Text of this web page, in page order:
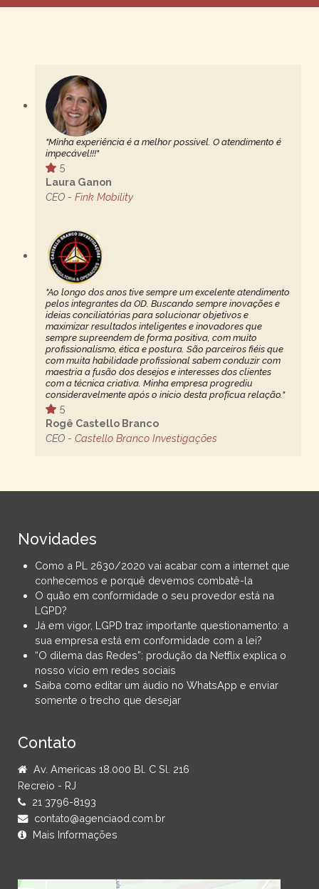
"Minha experiência é a melhor possivel. O atendimento é
impecável!!!"
5
Laura Ganon
CEO - Fink Mobility
"Ao longo dos anos tive sempre um excelente atendimento
pelos integrantes da OD. Buscando sempre inovações e
ideias conciliatórias para solucionar objetivos e
maximizar resultados inteligentes e inovadores que
sempre supreendem de forma positiva, com muito
profissionalismo, ética e postura. São parceiros fiéis que
com muita habilidade profissional sabem conduzir com
maestria a fusão dos desejos e interesses dos clientes
com a técnica criativa. Minha empresa progrediu
consideravelmente após o início desta profícua relação."
5
Rogê Castello Branco
CEO - Castello Branco Investigações
Novidades
Como a PL 2630/2020 vai acabar com a internet que
conhecemos e porquê devemos combatê-la
O quão em conformidade o seu provedor está na
LGPD?
Já em vigor, LGPD traz importante questionamento: a
sua empresa está em conformidade com a lei?
“O dilema das Redes”: produção da Netflix explica o
nosso vício em redes sociais
Saiba como editar um áudio no WhatsApp e enviar
somente o trecho que desejar
Contato
Av. Americas 18.000 Bl. C Sl. 216
Recreio - RJ
21 3796-8193
contato@agenciaod.com.br
Mais Informações